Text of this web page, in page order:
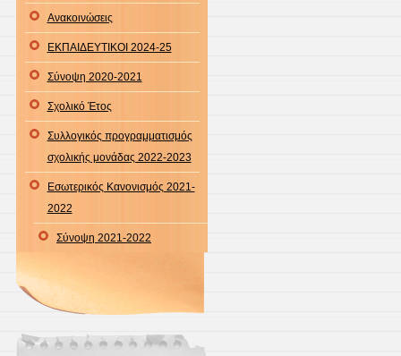
Ανακοινώσεις
ΕΚΠΑΙΔΕΥΤΙΚΟΙ 2024-25
Σύνοψη 2020-2021
Σχολικό Έτος
Συλλογικός προγραμματισμός
σχολικής μονάδας 2022-2023
Εσωτερικός Κανονισμός 2021-
2022
Σύνοψη 2021-2022